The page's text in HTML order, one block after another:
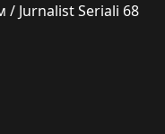
Jurnalist Seriali 68